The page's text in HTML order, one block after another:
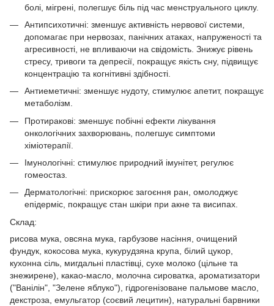
болі, мігрені, полегшує біль під час менструального циклу.
Антипсихотичні: зменшує активність нервової системи,
допомагає при нервозах, панічних атаках, напруженості та
агресивності, не впливаючи на свідомість. Знижує рівень
стресу, тривоги та депресії, покращує якість сну, підвищує
концентрацію та когнітивні здібності.
Антиеметичні: зменшує нудоту, стимулює апетит, покращує
метаболізм.
Протиракові: зменшує побічні ефекти лікування
онкологічних захворювань, полегшує симптоми
хіміотерапії.
Імунологічні: стимулює природний імунітет, регулює
гомеостаз.
Дерматологічні: прискорює загоєння ран, омолоджує
епідерміс, покращує стан шкіри при акне та висипах.
Склад:
рисова мука, овсяна мука, гарбузове насіння, очищений
фундук, кокосова мука, кукурудзяна крупа, білий цукор,
кухонна сіль, мигдальні пластівці, сухе молоко (цільне та
знежирене), какао-масло, молочна сироватка, ароматизатори
("Ванілін", "Зелене яблуко"), гідрогенізоване пальмове масло,
декстроза, емульгатор (соєвий лецитин), натуральні барвники